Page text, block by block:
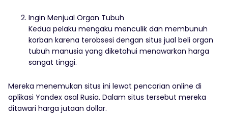
Ingin Menjual Organ Tubuh
Kedua pelaku mengaku menculik dan membunuh
korban karena terobsesi dengan situs jual beli organ
tubuh manusia yang diketahui menawarkan harga
sangat tinggi.
Mereka menemukan situs ini lewat pencarian online di
aplikasi Yandex asal Rusia. Dalam situs tersebut mereka
ditawari harga jutaan dollar.